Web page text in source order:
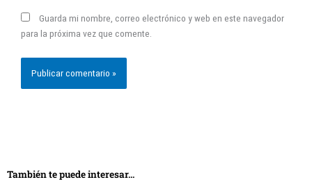
Guarda mi nombre, correo electrónico y web en este navegador
para la próxima vez que comente.
También te puede interesar...